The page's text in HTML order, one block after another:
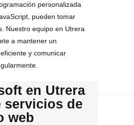
personalizada
pueden tomar
Nuestro equipo en Utrera
a mantener un
y comunicar
en Utrera
servicios de
web